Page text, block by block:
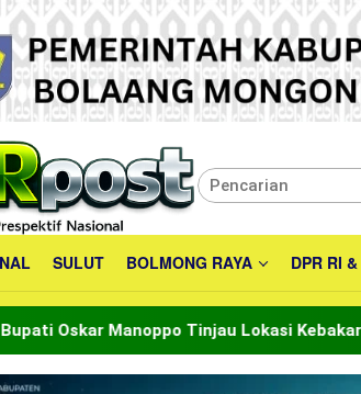
SULUT BOLMONG RAYA DPR RI
Lokasi Kebakaran , Tegaskan